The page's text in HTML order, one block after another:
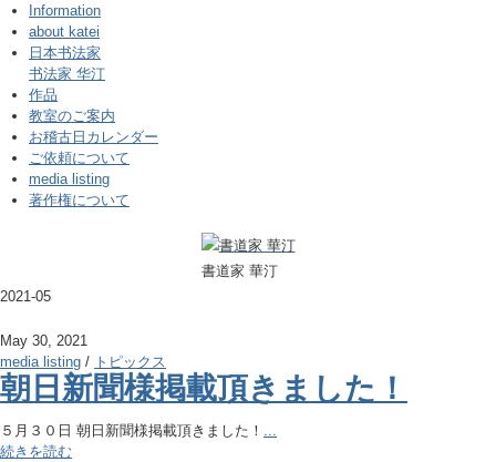
Information
about katei
日本书法家
书法家 华汀
作品
教室のご案内
お稽古日カレンダー
ご依頼について
media listing
著作権について
書道家 華汀
2021-05
May 30, 2021
media listing / トピックス
朝日新聞様掲載頂きました！
５月３０日 朝日新聞様掲載頂きました！ ...
続きを読む